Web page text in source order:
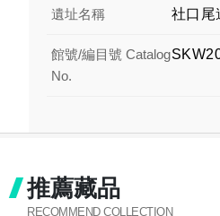
遺址名稱 社口尾
館號/編目號 Catalog
No.
推薦藏品
RECOMMEND COLLECTION